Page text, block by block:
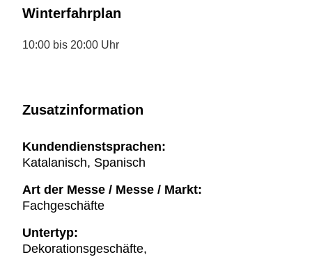
Winterfahrplan
10:00 bis 20:00 Uhr
Zusatzinformation
Kundendienstsprachen:
Katalanisch, Spanisch
Art der Messe / Messe / Markt:
Fachgeschäfte
Untertyp:
Dekorationsgeschäfte,